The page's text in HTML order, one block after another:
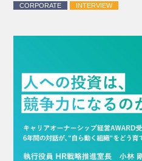
CORPORATE INTERVIEW